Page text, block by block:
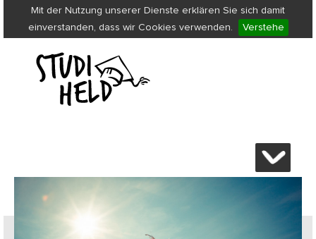
Mit der Nutzung unserer Dienste erklären Sie sich damit
einverstanden, dass wir Cookies verwenden.
Verstehe